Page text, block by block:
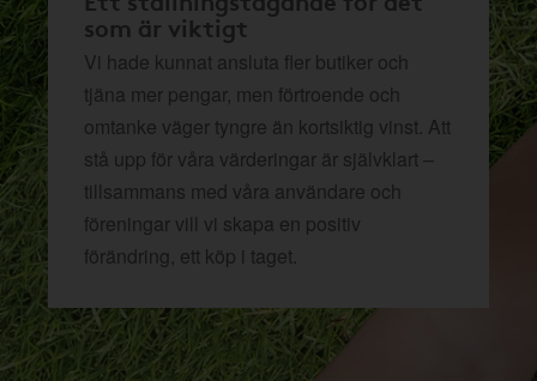
som är viktigt
Vi hade kunnat ansluta fler butiker och
tjäna mer pengar, men förtroende och
omtanke väger tyngre än kortsiktig vinst. Att
stå upp för våra värderingar är självklart –
tillsammans med våra användare och
föreningar vill vi skapa en positiv
förändring, ett köp i taget.